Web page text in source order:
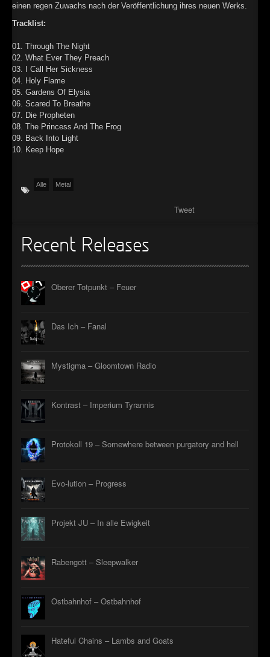
►
►
►
►
einen regen Zuwachs nach der Veröffentlichung ihres neuen Werks.
Tracklist:
01. Through The Night
02. What Ever They Preach
03. I Call Her Sickness
04. Holy Flame
05. Gardens Of Elysia
06. Scared To Breathe
07. Die Propheten
08. The Princess And The Frog
09. Back Into Light
10. Keep Hope
Alle Metal
Tweet
Recent Releases
Oberer Totpunkt – Feuer
Das Ich – Fanal
Mystigma – Gloomtown Radio
Kontrast – Imperium Tyrannis
Protokoll 19 – Somewhere between purgatory and hell
Evo-lution – Progress
Projekt JU – In alle Ewigkeit
Rabengott – Sleepwalker
Ostbahnhof – Ostbahnhof
Hateful Chains – Lambs and Goats